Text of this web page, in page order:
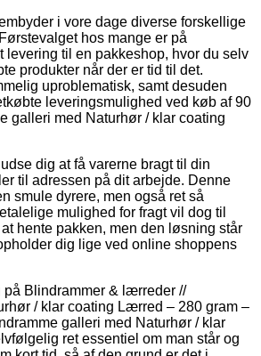
i vore dage diverse forskellige
hos mange er på
til en pakkeshop, hvor du selv
produkter når der er tid til det.
uproblematisk, samt desuden
leveringsmulighed ved køb af 90
galleri med Naturhør / klar coating
dig at få varerne bragt til din
til adressen på dit arbejde. Denne
smule dyrere, men også ret så
mulighed for fragt vil dog til
hente pakken, men den løsning står
dig lige ved online shoppens
Blindrammer & lærreder //
/ klar coating Lærred – 280 gram –
galleri med Naturhør / klar
ret essentiel om man står og